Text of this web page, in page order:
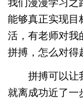
我们漫漫学习之
能够真正实现目
活，有老师对我
拼搏，怎么对得
拼搏可以让
就离成功近了一